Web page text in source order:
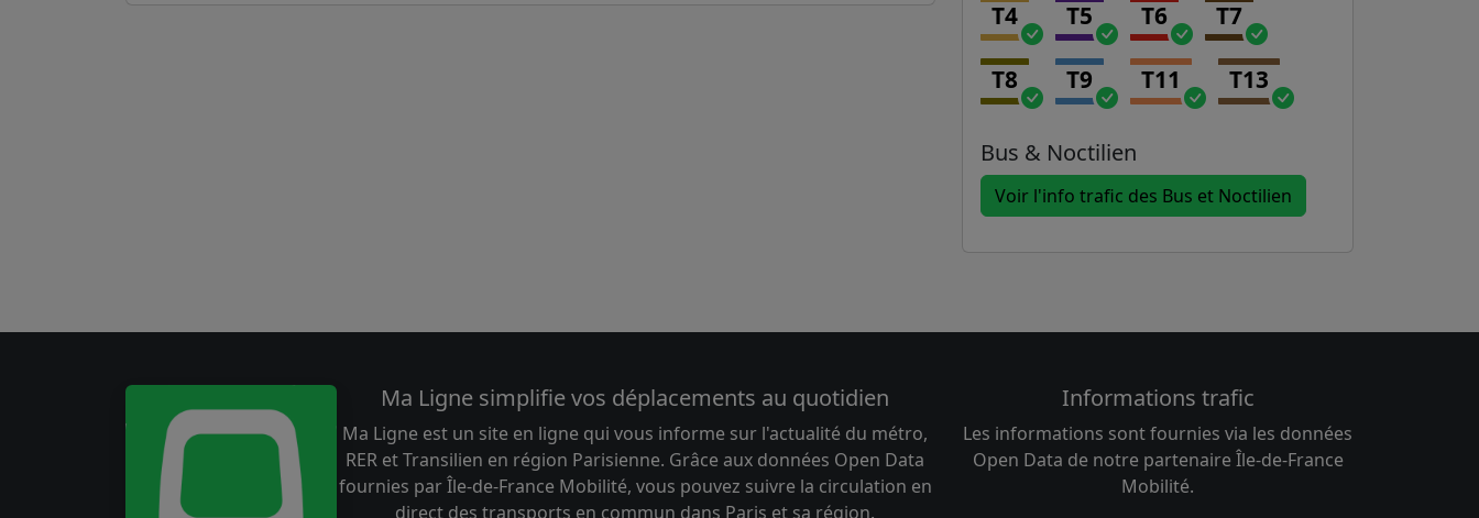
T4 T5 T6 T7
T8 T9 T11 T13
Bus & Noctilien
Voir l'info trafic des Bus et Noctilien
Ma Ligne simplifie vos déplacements au quotidien
Ma Ligne est un site en ligne qui vous informe sur l'actualité du métro,
RER et Transilien en région Parisienne. Grâce aux données Open Data
fournies par Île-de-France Mobilité, vous pouvez suivre la circulation en
direct des transports en commun dans Paris et sa région.
Informations trafic
Les informations sont fournies via les données
Open Data de notre partenaire Île-de-France
Mobilité.